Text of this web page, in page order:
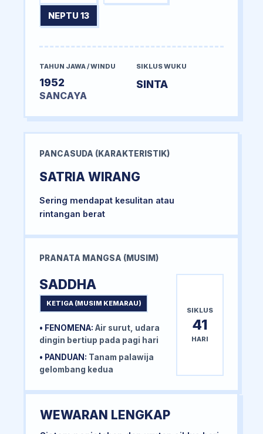
NEPTU 13
TAHUN JAWA / WINDU
1952
SANCAYA
SIKLUS WUKU
SINTA
PANCASUDA (KARAKTERISTIK)
SATRIA WIRANG
Sering mendapat kesulitan atau
rintangan berat
PRANATA MANGSA (MUSIM)
SADDHA
KETIGA (MUSIM KEMARAU)
• FENOMENA: Air surut, udara
dingin bertiup pada pagi hari
• PANDUAN: Tanam palawija
gelombang kedua
SIKLUS
41
HARI
WEWARAN LENGKAP